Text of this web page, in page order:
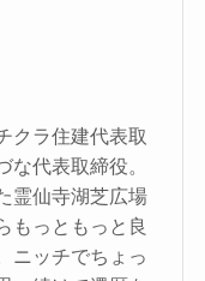
クラ住建代表取
代表取締役。
霊仙寺湖芝広場
もっともっと良
ニッチでちょっ